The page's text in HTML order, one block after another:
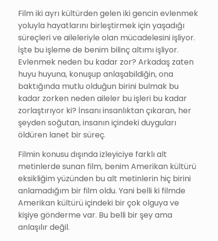
Film iki ayrı kültürden gelen iki gencin evlenmek
yoluyla hayatlarını birleştirmek için yaşadığı
süreçleri ve aileleriyle olan mücadelesini işliyor.
İşte bu işleme de benim bilinç altımı işliyor.
Evlenmek neden bu kadar zor? Arkadaş zaten
huyu huyuna, konuşup anlaşabildiğin, ona
baktığında mutlu olduğun birini bulmak bu
kadar zorken neden aileler bu işleri bu kadar
zorlaştırıyor ki? İnsanı insanlıktan çıkaran, her
şeyden soğutan, insanın içindeki duyguları
öldüren lanet bir süreç.
Filmin konusu dışında izleyiciye farklı alt
metinlerde sunan film, benim Amerikan kültürü
eksikliğim yüzünden bu alt metinlerin hiç birini
anlamadığım bir film oldu. Yani belli ki filmde
Amerikan kültürü içindeki bir çok olguya ve
kişiye gönderme var. Bu belli bir şey ama
anlaşılır değil.